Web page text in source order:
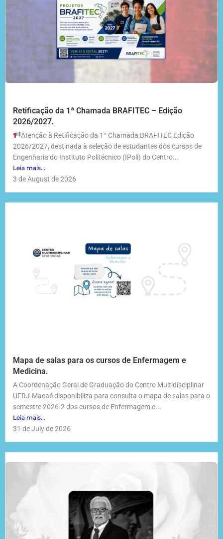
Retificação da 1ª Chamada BRAFITEC – Edição
2026/2027.
Atenção à Retificação da 1ª Chamada BRAFITEC Edição
2026/2027, destinada à seleção de estudantes dos cursos de
Engenharia do Instituto Politécnico (IPoli) do Centro...
Leia mais...
3 de August de 2026
Mapa de salas para os cursos de Enfermagem e
Medicina.
A Coordenação Geral de Graduação do Centro Multidisciplinar
UFRJ-Macaé disponibiliza para consulta o mapa de salas para o
semestre 2026-2 dos cursos de Enfermagem e...
Leia mais...
31 de July de 2026